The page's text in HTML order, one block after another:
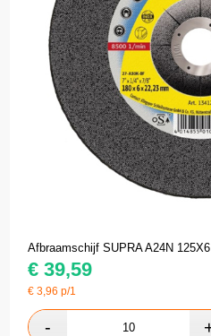
Afbraamschijf SUPRA A24N 125X6
€ 39,59
€3,96 p/1